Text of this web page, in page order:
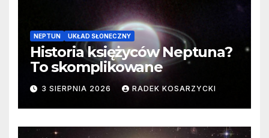
NEPTUN UKŁAD SŁONECZNY
Historia księżyców Neptuna?
To skomplikowane
3 SIERPNIA 2026 RADEK KOSARZYCKI